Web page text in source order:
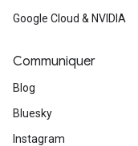
Google Cloud & NVIDIA
Communiquer
Blog
Bluesky
Instagram